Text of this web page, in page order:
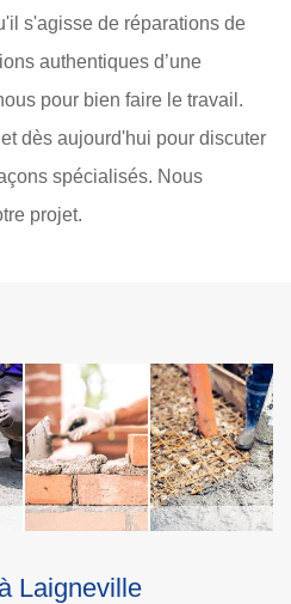
s'agisse de réparations de
authentiques d’une
pour bien faire le travail.
dès aujourd'hui pour discuter
spécialisés. Nous
projet.
votre service !